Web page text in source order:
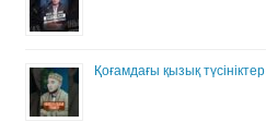
Қоғамдағы қызық түсініктер